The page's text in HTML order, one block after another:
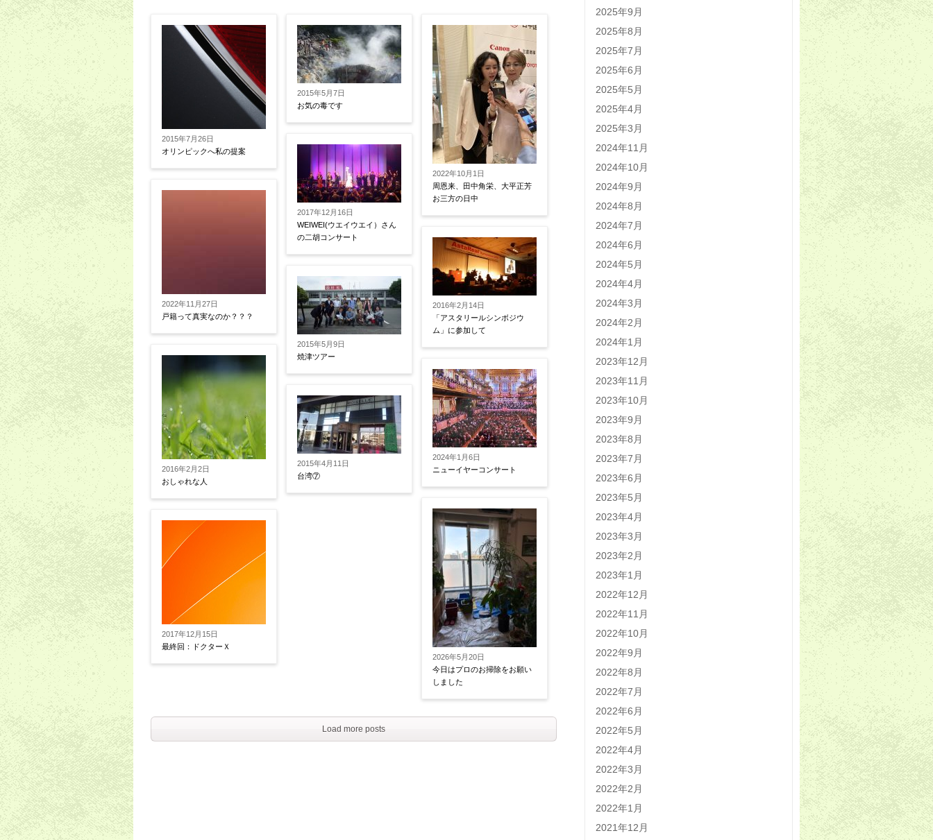
2015年7月26日
オリンピックへ私の提案
2022年11月27日
戸籍って真実なのか？？？
2016年2月2日
おしゃれな人
2017年12月15日
最終回：ドクターＸ
2015年5月7日
お気の毒です
2017年12月16日
WEIWEI(ウエイウエイ）さん
の二胡コンサート
2015年5月9日
焼津ツアー
2015年4月11日
台湾⑦
2022年10月1日
周恩来、田中角栄、大平正芳
お三方の日中
2016年2月14日
「アスタリールシンボジウ
ム」に参加して
2024年1月6日
ニューイヤーコンサート
2026年5月20日
今日はプロのお掃除をお願い
しました
Load more posts
2025年9月
2025年8月
2025年7月
2025年6月
2025年5月
2025年4月
2025年3月
2024年11月
2024年10月
2024年9月
2024年8月
2024年7月
2024年6月
2024年5月
2024年4月
2024年3月
2024年2月
2024年1月
2023年12月
2023年11月
2023年10月
2023年9月
2023年8月
2023年7月
2023年6月
2023年5月
2023年4月
2023年3月
2023年2月
2023年1月
2022年12月
2022年11月
2022年10月
2022年9月
2022年8月
2022年7月
2022年6月
2022年5月
2022年4月
2022年3月
2022年2月
2022年1月
2021年12月